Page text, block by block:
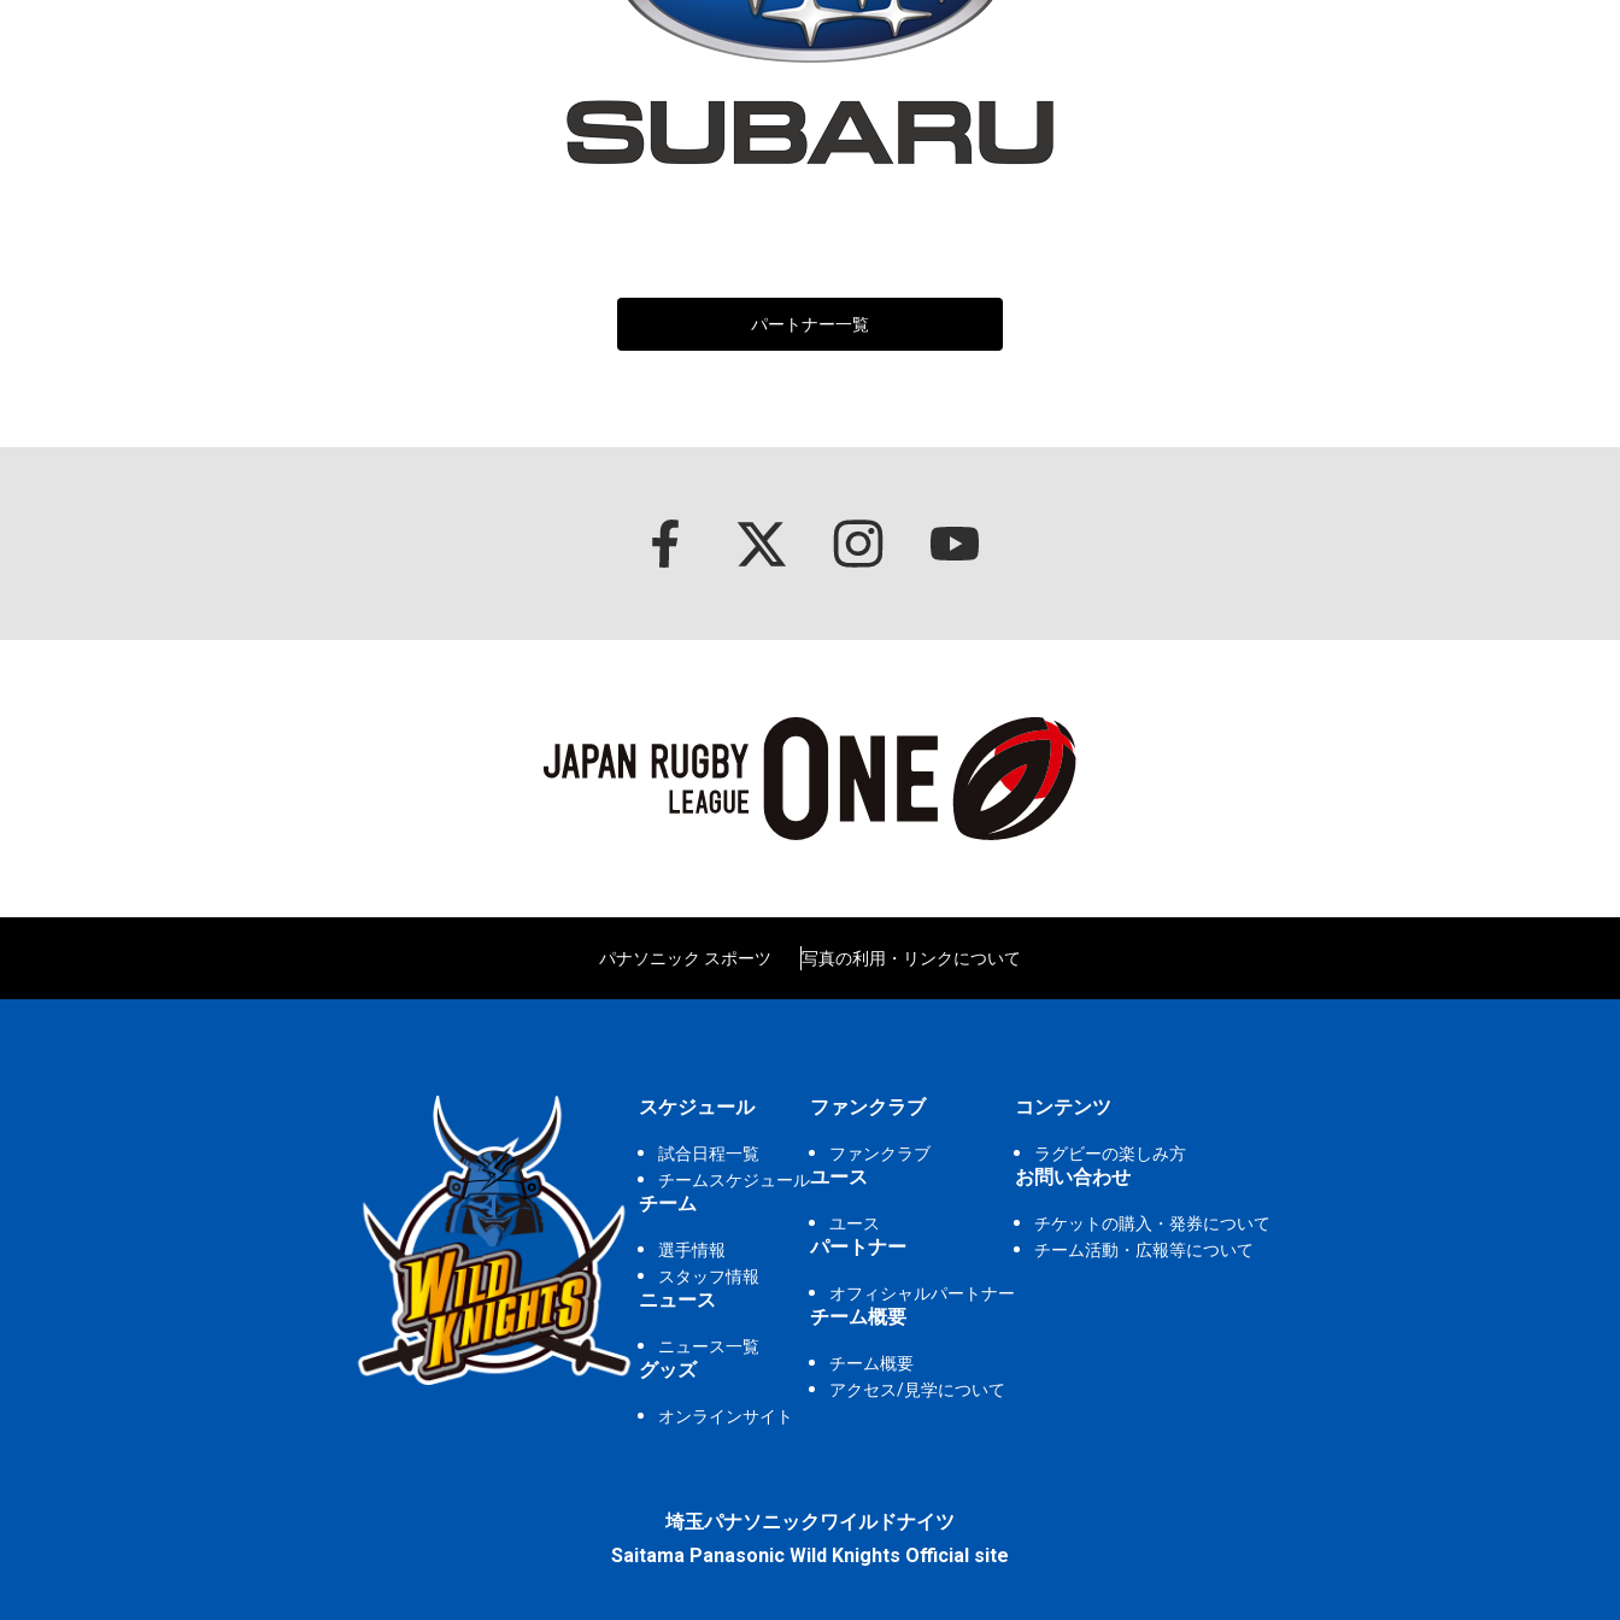
パートナー一覧
パナソニック スポーツ 写真の利用・リンクについて
スケジュール
試合日程一覧
チームスケジュール
チーム
選手情報
スタッフ情報
ニュース
ニュース一覧
グッズ
オンラインサイト
ファンクラブ
ファンクラブ
ユース
ユース
パートナー
オフィシャルパートナー
チーム概要
チーム概要
アクセス/見学について
コンテンツ
ラグビーの楽しみ方
お問い合わせ
チケットの購入・発券について
チーム活動・広報等について
埼玉パナソニックワイルドナイツ
Saitama Panasonic Wild Knights Official site